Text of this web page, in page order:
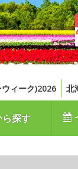
ィーク)2026 北
探す